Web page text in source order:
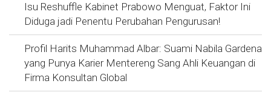
Isu Reshuffle Kabinet Prabowo Menguat, Faktor Ini
Diduga jadi Penentu Perubahan Pengurusan!
Profil Harits Muhammad Albar: Suami Nabila Gardena
yang Punya Karier Mentereng Sang Ahli Keuangan di
Firma Konsultan Global